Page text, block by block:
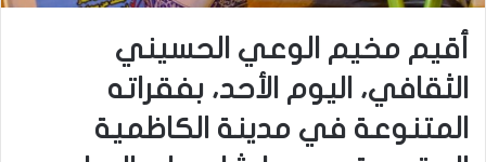
أقيم مخيم الوعي الحسيني
الثقافي، اليوم الأحد، بفقراته
المتنوعة في مدينة الكاظمية